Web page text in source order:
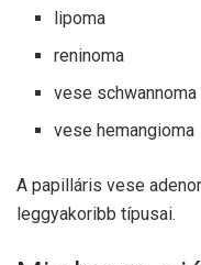
lipoma
reninoma
vese schwannoma
vese hemangioma
A papilláris vese
leggyakoribb típusai.